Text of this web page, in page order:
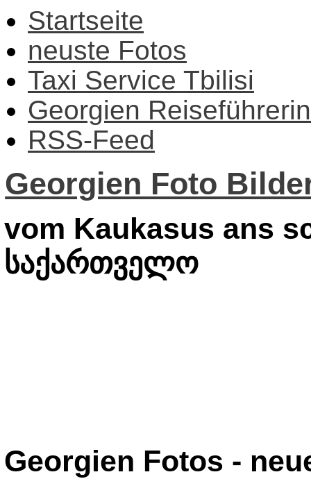
Startseite
neuste Fotos
Taxi Service Tbilisi
Georgien Reiseführerin
RSS-Feed
Georgien Foto
vom Kaukasus ans
საქართველო
Georgien Fotos -